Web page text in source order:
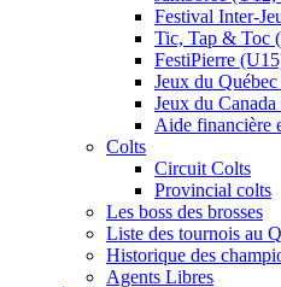
Festival Inter-
Tic, Tap & Toc
FestiPierre
Jeux du
Jeux du
Aide financière
Colts
Circuit Colts
Provincial colts
Les boss des brosses
Liste des tournois au
Historique des
Agents Libres